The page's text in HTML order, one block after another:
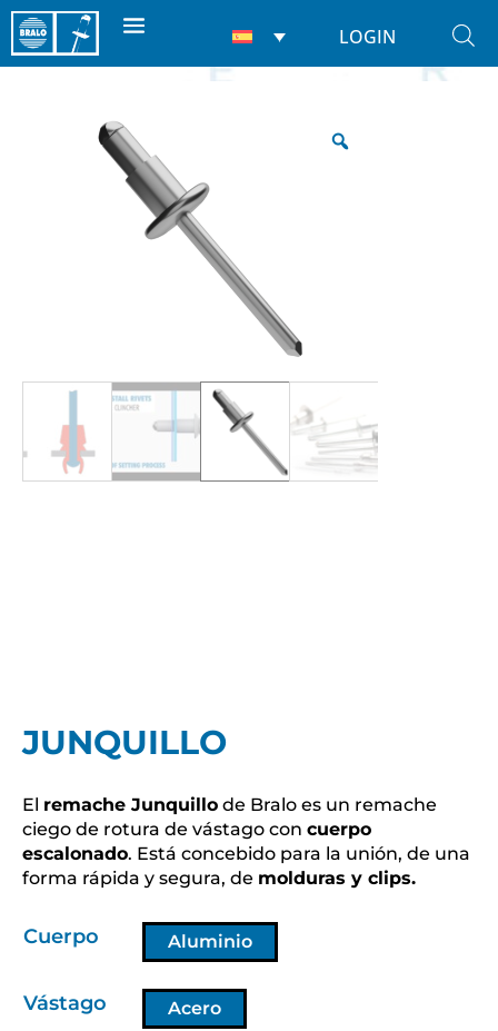
LOGIN
Inicio /Ciegos / Junquillo
JUNQUILLO
El remache Junquillo de Bralo es un remache
ciego de rotura de vástago con cuerpo
escalonado. Está concebido para la unión, de una
forma rápida y segura, de molduras y clips.
Cuerpo Aluminio
Vástago Acero